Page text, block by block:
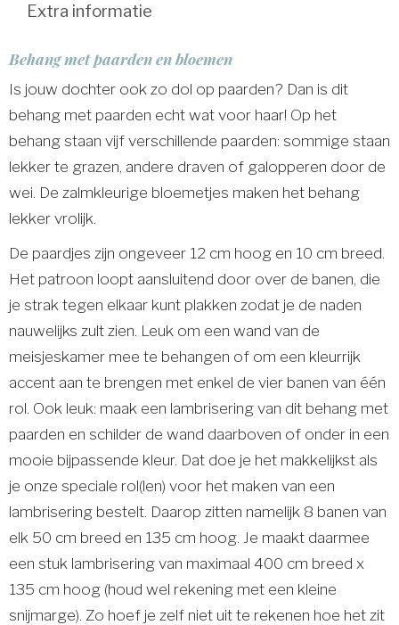
Extra informatie
Behang met paarden en bloemen
Is jouw dochter ook zo dol op paarden? Dan is dit
behang met paarden echt wat voor haar! Op het
behang staan vijf verschillende paarden: sommige staan
lekker te grazen, andere draven of galopperen door de
wei. De zalmkleurige bloemetjes maken het behang
lekker vrolijk.
De paardjes zijn ongeveer 12 cm hoog en 10 cm breed.
Het patroon loopt aansluitend door over de banen, die
je strak tegen elkaar kunt plakken zodat je de naden
nauwelijks zult zien. Leuk om een wand van de
meisjeskamer mee te behangen of om een kleurrijk
accent aan te brengen met enkel de vier banen van één
rol. Ook leuk: maak een lambrisering van dit behang met
paarden en schilder de wand daarboven of onder in een
mooie bijpassende kleur. Dat doe je het makkelijkst als
je onze speciale rol(len) voor het maken van een
lambrisering bestelt. Daarop zitten namelijk 8 banen van
elk 50 cm breed en 135 cm hoog. Je maakt daarmee
een stuk lambrisering van maximaal 400 cm breed x
135 cm hoog (houd wel rekening met een kleine
snijmarge). Zo hoef je zelf niet uit te rekenen hoe het zit